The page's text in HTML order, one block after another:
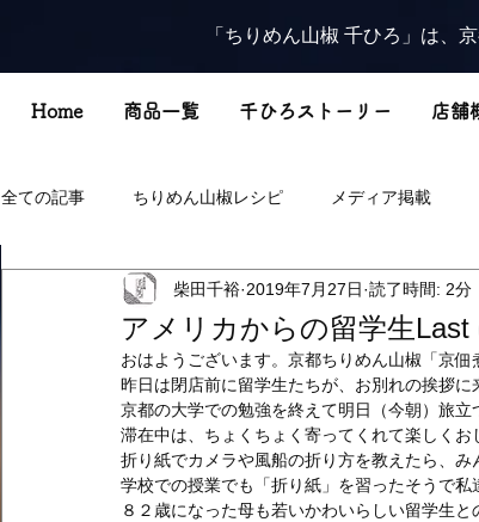
「ちりめん山椒 千ひろ」は、
Home 商品一覧 千ひろストーリー 店舗
全ての記事 ちりめん山椒レシピ メディア掲載
アメリカからの留学生Last
柴田千裕 2019年7月27日 読了時間: 2分
おはようございます。京都ちりめん山椒「京佃
昨日は閉店前に留学生たちが、お別れの挨拶に
京都の大学での勉強を終えて明日（今朝）旅立
滞在中は、ちょくちょく寄ってくれて楽しくお
折り紙でカメラや風船の折り方を教えたら、み
学校での授業でも「折り紙」を習ったそうで私
８２歳になった母も若いかわいらしい留学生